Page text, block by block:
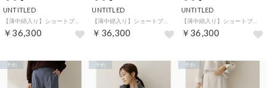
UNTITLED
￥36,300
UNTITLED
￥36,300
UNTITLED
【薄中綿入り】ショートブルゾン （グレージュ(050)）
￥36,300
予約 予約 予約